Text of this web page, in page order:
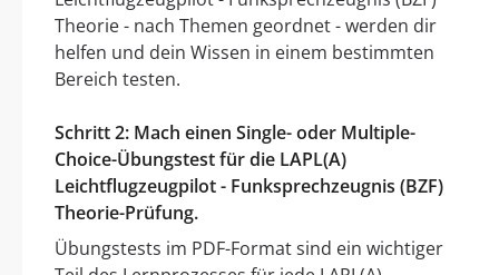
Theorie - nach Themen geordnet - werden dir
helfen und dein Wissen in einem bestimmten
Bereich testen.
Schritt 2: Mach einen Single- oder Multiple-
Choice-Übungstest für die LAPL(A)
Leichtflugzeugpilot - Funksprechzeugnis (BZF)
Theorie-Prüfung.
Übungstests im PDF-Format sind ein wichtiger